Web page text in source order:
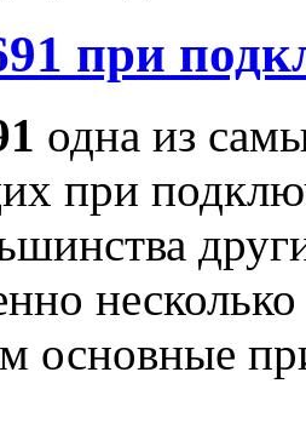
при
одна из
при
основные